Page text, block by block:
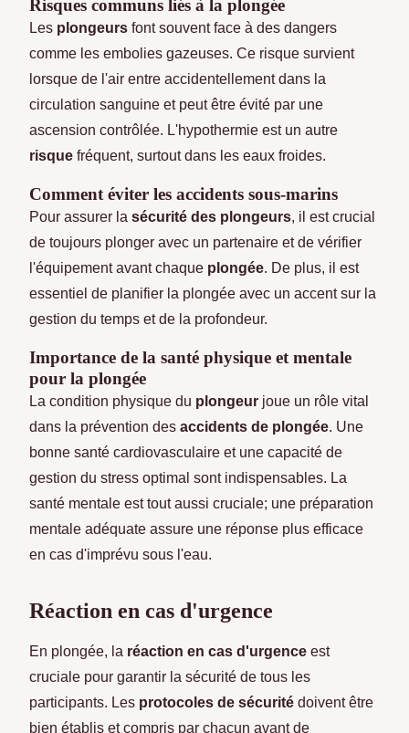
Risques communs liés à la plongée
Les plongeurs font souvent face à des dangers
comme les embolies gazeuses. Ce risque survient
lorsque de l'air entre accidentellement dans la
circulation sanguine et peut être évité par une
ascension contrôlée. L'hypothermie est un autre
risque fréquent, surtout dans les eaux froides.
Comment éviter les accidents sous-marins
Pour assurer la sécurité des plongeurs, il est crucial
de toujours plonger avec un partenaire et de vérifier
l'équipement avant chaque plongée. De plus, il est
essentiel de planifier la plongée avec un accent sur la
gestion du temps et de la profondeur.
Importance de la santé physique et mentale
pour la plongée
La condition physique du plongeur joue un rôle vital
dans la prévention des accidents de plongée. Une
bonne santé cardiovasculaire et une capacité de
gestion du stress optimal sont indispensables. La
santé mentale est tout aussi cruciale; une préparation
mentale adéquate assure une réponse plus efficace
en cas d'imprévu sous l'eau.
Réaction en cas d'urgence
En plongée, la réaction en cas d'urgence est
cruciale pour garantir la sécurité de tous les
participants. Les protocoles de sécurité doivent être
bien établis et compris par chacun avant de